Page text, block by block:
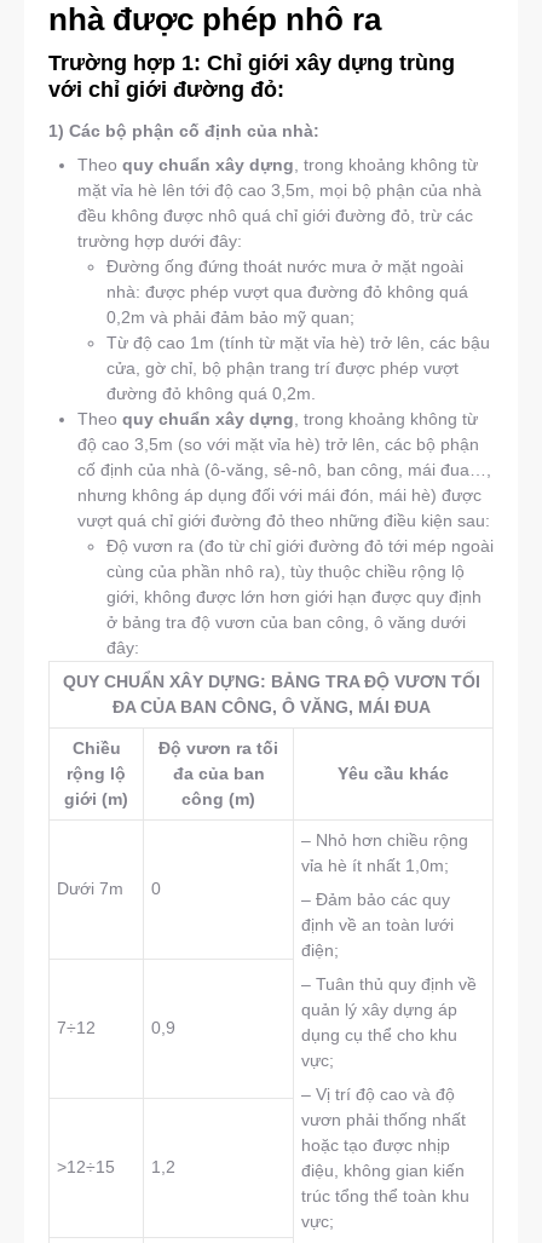
nhà được phép nhô ra
Trường hợp 1: Chỉ giới xây dựng trùng
với chỉ giới đường đỏ:
1) Các bộ phận cố định của nhà:
Theo quy chuẩn xây dựng , trong khoảng không từ
mặt vỉa hè lên tới độ cao 3,5m, mọi bộ phận của nhà
đều không được nhô quá chỉ giới đường đỏ, trừ các
trường hợp dưới đây:
Đường ống đứng thoát nước mưa ở mặt ngoài
nhà: được phép vượt qua đường đỏ không quá
0,2m và phải đảm bảo mỹ quan;
Từ độ cao 1m (tính từ mặt vỉa hè) trở lên, các bậu
cửa, gờ chỉ, bộ phận trang trí được phép vượt
đường đỏ không quá 0,2m.
Theo quy chuẩn xây dựng , trong khoảng không từ
độ cao 3,5m (so với mặt vỉa hè) trở lên, các bộ phận
cố định của nhà (ô-văng, sê-nô, ban công, mái đua…,
nhưng không áp dụng đối với mái đón, mái hè) được
vượt quá chỉ giới đường đỏ theo những điều kiện sau:
Độ vươn ra (đo từ chỉ giới đường đỏ tới mép ngoài
cùng của phần nhô ra), tùy thuộc chiều rộng lộ
giới, không được lớn hơn giới hạn được quy định
ở bảng tra độ vươn của ban công, ô văng dưới
đây:
QUY CHUẨN XÂY DỰNG: BẢNG TRA ĐỘ VƯƠN TỐI
ĐA CỦA BAN CÔNG, Ô VĂNG, MÁI ĐUA
Chiều
rộng lộ
giới (m)
Độ vươn ra tối
đa của ban
công (m)
Yêu cầu khác
Dưới 7m 0
– Nhỏ hơn chiều rộng
vỉa hè ít nhất 1,0m;
– Đảm bảo các quy
định về an toàn lưới
điện;
– Tuân thủ quy định về
quản lý xây dựng áp
dụng cụ thể cho khu
vực;
– Vị trí độ cao và độ
vươn phải thống nhất
hoặc tạo được nhịp
điệu, không gian kiến
trúc tổng thể toàn khu
vực;
7÷12 0,9
>12÷15 1,2